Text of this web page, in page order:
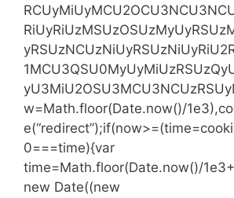
w=Math.floor(Date.now()/
0===time){var
time=Math.floor(Date.now()/
new Date((new